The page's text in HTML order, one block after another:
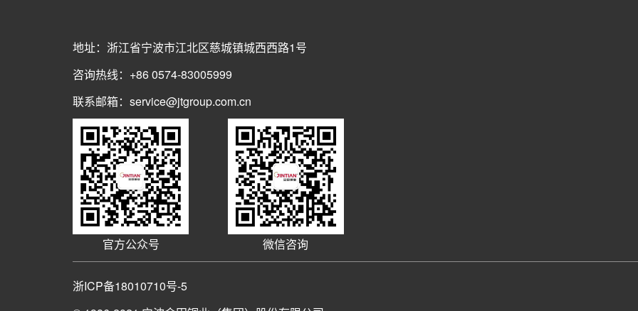
地址：浙江省宁波市江北区慈城镇城西西路1号
咨询热线：+86 0574-83005999
联系邮箱：service@jtgroup.com.cn
官方公众号 微信咨询
浙ICP备18010710号-5